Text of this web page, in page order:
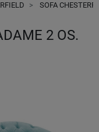
SOFA
2 OS.